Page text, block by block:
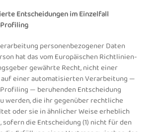
Entscheidungen im Einzelfall
personenbezogener Daten
hat das vom Europäischen Richtlinien-
gewährte Recht, nicht einer
einer automatisierten Verarbeitung —
— beruhenden Entscheidung
werden, die ihr gegenüber rechtliche
oder sie in ähnlicher Weise erheblich
die Entscheidung (1) nicht für den